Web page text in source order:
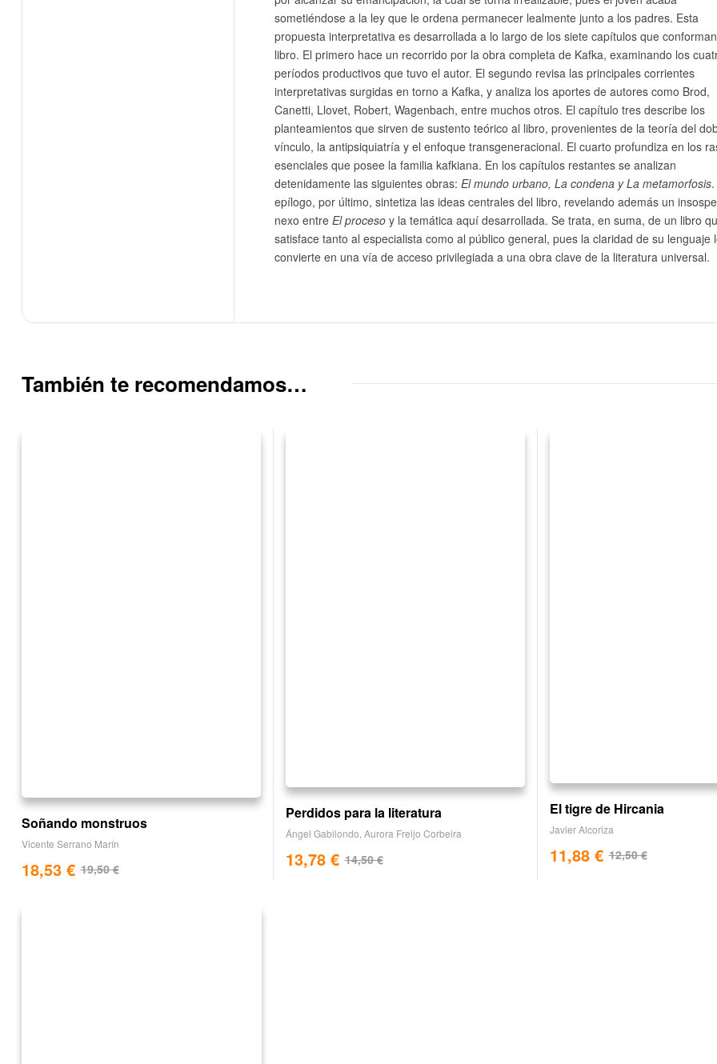
sometiéndose a la ley que le ordena permanecer lealmente junto a los padres. Esta
propuesta interpretativa es desarrollada a lo largo de los siete capítulos que
libro. El primero hace un recorrido por la obra completa de Kafka, examinando los
períodos productivos que tuvo el autor. El segundo revisa las principales corrientes
interpretativas surgidas en torno a Kafka, y analiza los aportes de autores como Brod,
Canetti, Llovet, Robert, Wagenbach, entre muchos otros. El capítulo tres describe los
planteamientos que sirven de sustento teórico al libro, provenientes de la teoría del
vínculo, la antipsiquiatría y el enfoque transgeneracional. El cuarto profundiza en los
esenciales que posee la familia kafkiana. En los capítulos restantes se analizan
detenidamente las siguientes obras: El mundo urbano, La condena y La metamorfosis
epílogo, por último, sintetiza las ideas centrales del libro, revelando además un
nexo entre El proceso y la temática aquí desarrollada. Se trata, en suma, de un libro
satisface tanto al especialista como al público general, pues la claridad de su lenguaje
convierte en una vía de acceso privilegiada a una obra clave de la literatura universal.
También te recomendamos…
Soñando monstruos
Vicente Serrano Marín
19,50€
18,53 €
Perdidos para la literatura
Ángel Gabilondo Aurora Freijo Corbeira
14,50€
13,78 €
El tigre de Hircania
Javier Alcoriza
12,50€
11,88 €